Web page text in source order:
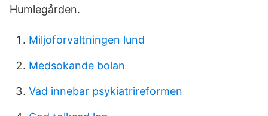
Humlegården.
Miljoforvaltningen lund
Medsokande bolan
Vad innebar psykiatrireformen